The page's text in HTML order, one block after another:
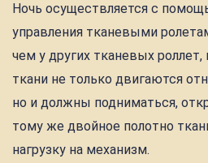
Ночь осуществляется с
управления тканевыми
чем у других тканевых роллет,
ткани не только двигаются
но и должны подниматься,
тому же двойное полотно
нагрузку на механизм.